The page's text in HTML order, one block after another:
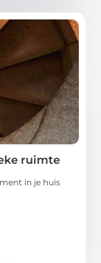
ruimte
in je huis